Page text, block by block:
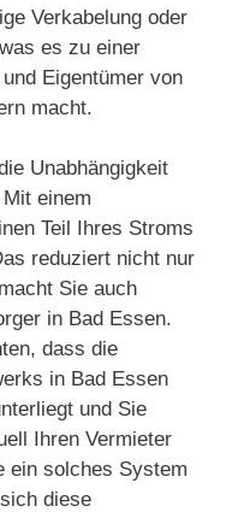
Verkabelung oder
es zu einer
Eigentümer von
macht.
Unabhängigkeit
einem
Teil Ihres Stroms
reduziert nicht nur
Sie auch
in Bad Essen.
dass die
in Bad Essen
und Sie
Ihren Vermieter
ein solches System
diese